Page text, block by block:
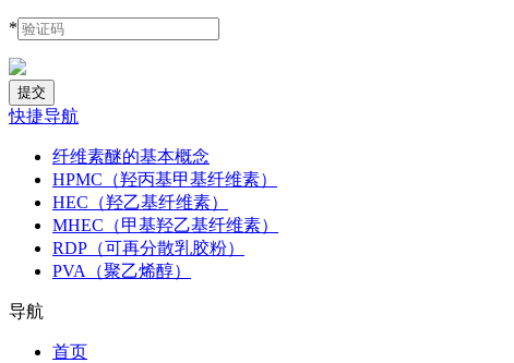
*
快捷导航
纤维素醚的基本概念
HPMC（羟丙基甲基纤维素）
HEC（羟乙基纤维素）
MHEC（甲基羟乙基纤维素）
RDP（可再分散乳胶粉）
PVA（聚乙烯醇）
导航
首页